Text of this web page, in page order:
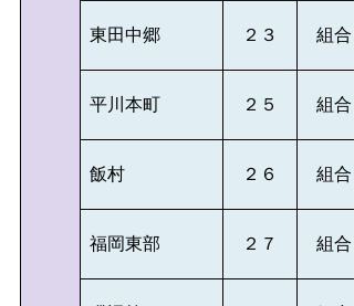
東田中郷 ２３ 組合
平川本町 ２５ 組合
飯村 ２６ 組合
福岡東部 ２７ 組合